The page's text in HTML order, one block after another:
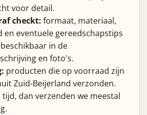
voor detail.
checkt: formaat, materiaal,
en eventuele gereedschapstips
in de
en foto's.
producten die op voorraad zijn
Zuid-Beijerland verzonden.
tijd, dan verzenden we meestal